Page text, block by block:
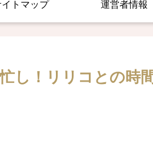
イトマップ 運営者情報
し！リリコとの時